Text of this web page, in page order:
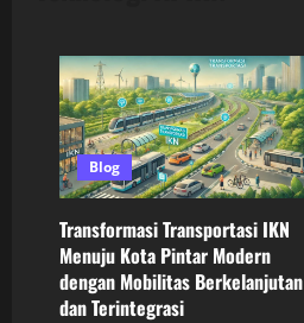
Blog
Transformasi Transportasi IKN
Menuju Kota Pintar Modern
dengan Mobilitas Berkelanjutan
dan Terintegrasi